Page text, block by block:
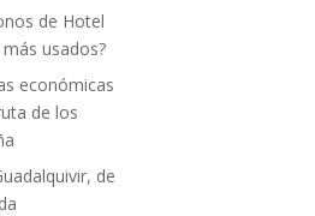
de Hotel
usados?
económicas
de los
de